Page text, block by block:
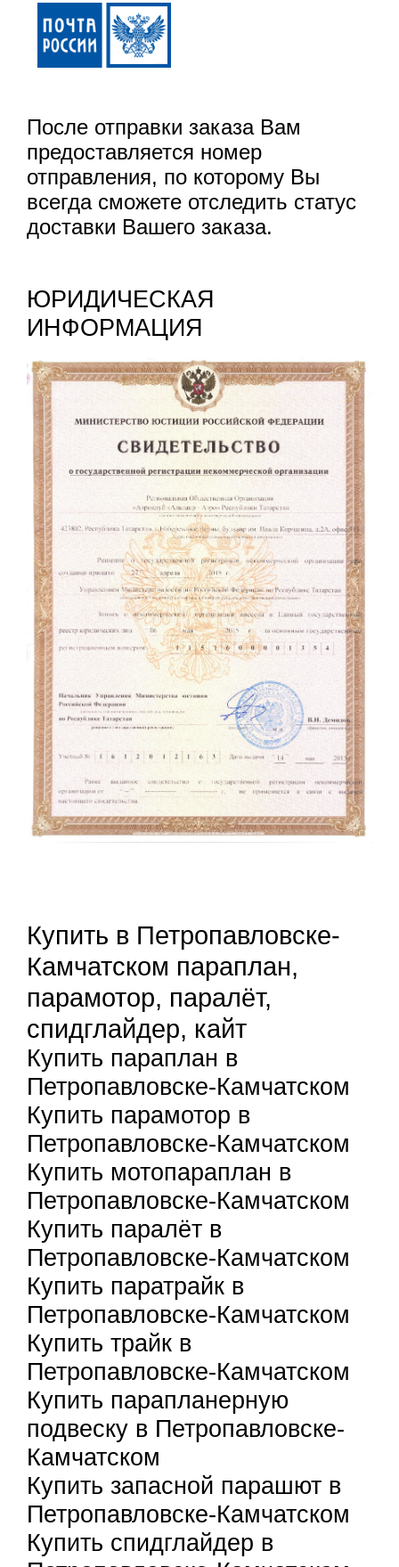
После отправки заказа Вам
предоставляется номер
отправления, по которому Вы
всегда сможете отследить статус
доставки Вашего заказа.
ЮРИДИЧЕСКАЯ
ИНФОРМАЦИЯ
Купить в Петропавловске-
Камчатском параплан,
парамотор, паралёт,
спидглайдер, кайт
Купить параплан в
Петропавловске-Камчатском
Купить парамотор в
Петропавловске-Камчатском
Купить мотопараплан в
Петропавловске-Камчатском
Купить паралёт в
Петропавловске-Камчатском
Купить паратрайк в
Петропавловске-Камчатском
Купить трайк в
Петропавловске-Камчатском
Купить парапланерную
подвеску в Петропавловске-
Камчатском
Купить запасной парашют в
Петропавловске-Камчатском
Купить спидглайдер в